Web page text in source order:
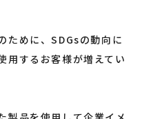
ために、SDGsの動向に
用するお客様が増えてい